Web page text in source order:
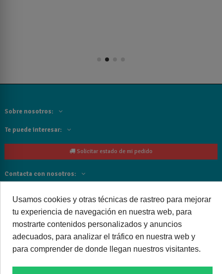
Sobre nosotros:
Te puede interesar:
Solicitar estado de mi pedido
Contacta con nosotros:
Cancelar o devolver un pedido
Usamos cookies y otras técnicas de rastreo para mejorar
tu experiencia de navegación en nuestra web, para
mostrarte contenidos personalizados y anuncios
adecuados, para analizar el tráfico en nuestra web y
para comprender de donde llegan nuestros visitantes.